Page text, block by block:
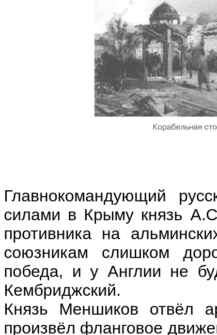
Главнокомандующий
силами в Крыму князь
противника на
союзникам слишком
победа, и у Англии не
Кембриджский.
Князь Меншиков отвёл
произвёл фланговое